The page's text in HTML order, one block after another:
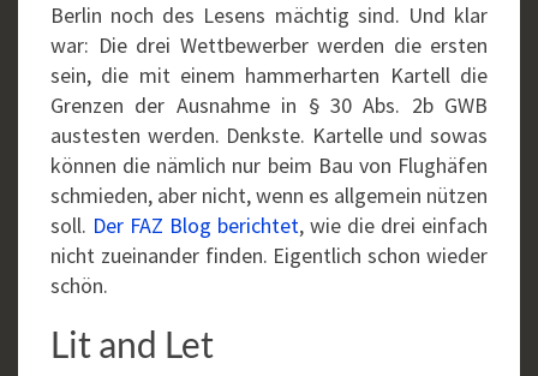
Berlin noch des Lesens mächtig sind. Und klar
war: Die drei Wettbewerber werden die ersten
sein, die mit einem hammerharten Kartell die
Grenzen der Ausnahme in § 30 Abs. 2b GWB
austesten werden. Denkste. Kartelle und sowas
können die nämlich nur beim Bau von Flughäfen
schmieden, aber nicht, wenn es allgemein nützen
soll. Der FAZ Blog berichtet, wie die drei einfach
nicht zueinander finden. Eigentlich schon wieder
schön.
Lit and Let